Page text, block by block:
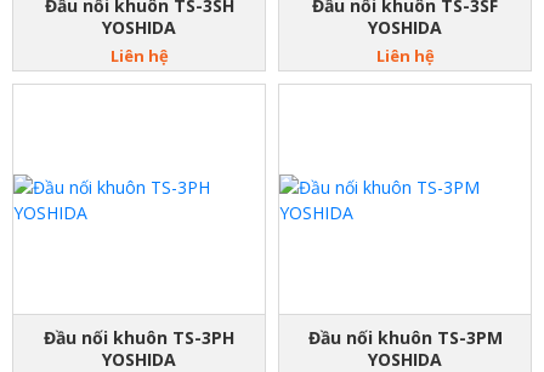
Đầu nối khuôn TS-3SH
YOSHIDA
Liên hệ
Đầu nối khuôn TS-3SF
YOSHIDA
Liên hệ
Đầu nối khuôn TS-3PH
YOSHIDA
Đầu nối khuôn TS-3PM
YOSHIDA